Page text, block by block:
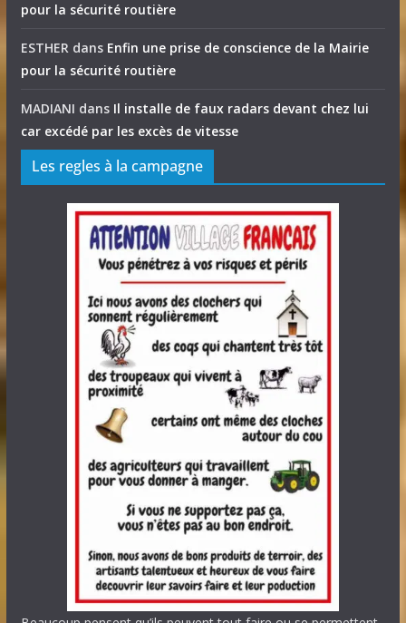
pour la sécurité routière
ESTHERdans Enfin une prise de conscience de la Mairie
pour la sécurité routière
MADIANI dans Il installe de faux radars devant chez lui
car excédé par les excès de vitesse
Les regles à la campagne